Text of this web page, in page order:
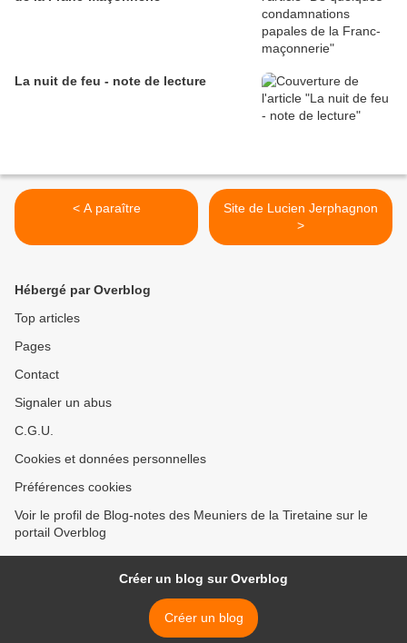
La nuit de feu - note de lecture
< A paraître
Site de Lucien Jerphagnon
>
Hébergé par Overblog
Top articles
Pages
Contact
Signaler un abus
C.G.U.
Cookies et données personnelles
Préférences cookies
Voir le profil de Blog-notes des Meuniers de la Tiretaine sur le
portail Overblog
Créer un blog sur Overblog
Créer un blog